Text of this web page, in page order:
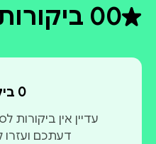
0דירוג ממוצע 0
0 ביקורות
0 ביקורות
עדיין אין
דעתכם ועזרו